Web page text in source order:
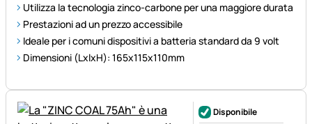
Utilizza la tecnologia zinco-carbone per una maggiore durata
Prestazioni ad un prezzo accessibile
Ideale per i comuni dispositivi a batteria standard da 9 volt
Dimensioni (LxlxH): 165x115x110mm
Disponibile